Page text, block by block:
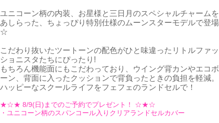
ユニコーン柄の内装、お星様と三日月のスペシャルチャームを
あしらった、ちょっぴり特別仕様のムーンスターモデルで登場
☆
こだわり抜いたツートーンの配色がひと味違ったリトルファッ
ショニスタたちにぴったり!
もちろん機能面にもこだわっており、ウイング背カンやエコボ
ーン、背面に入ったクッションで背負ったときの負担を軽減。
ハッピーなスクールライフをフェフェのランドセルで！
★☆★ 8/9(日)までのご予約でプレゼント！ ☆★☆
・ユニコーン柄のスパンコール入りクリアランドセルカバー